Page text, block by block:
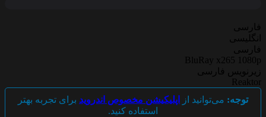
BluRay x265
فارسی
توجه:می‌توانید ازاپلیکیشن مخصوص اندرویدبرای تجربه بهتر
استفاده کنید.